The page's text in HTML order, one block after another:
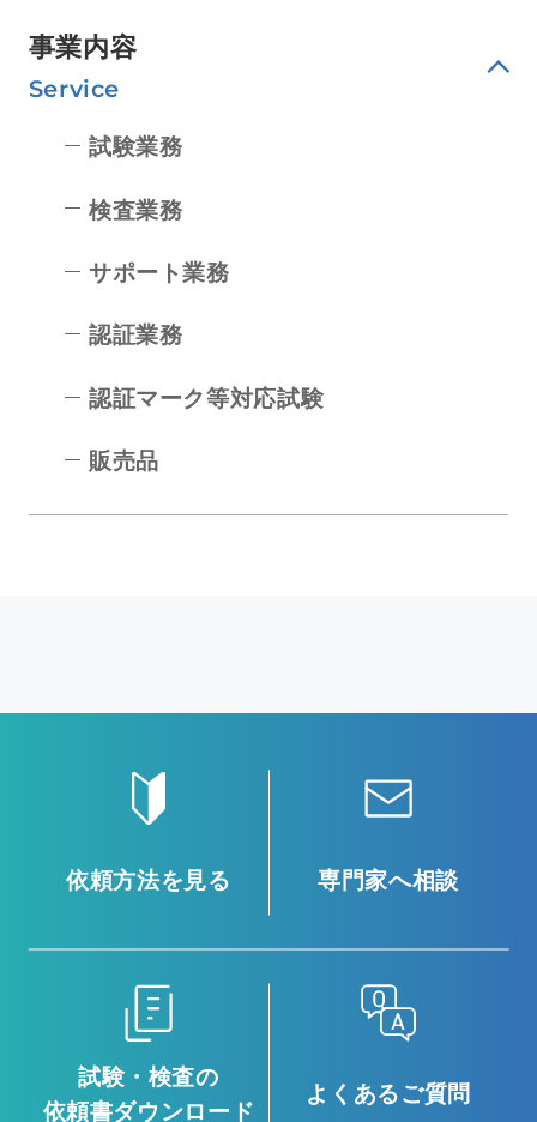
事業内容
Service
試験業務
検査業務
サポート業務
認証業務
認証マーク等対応試験
販売品
依頼方法を見る 専門家へ相談
試験・検査の
依頼書ダウンロード
よくあるご質問